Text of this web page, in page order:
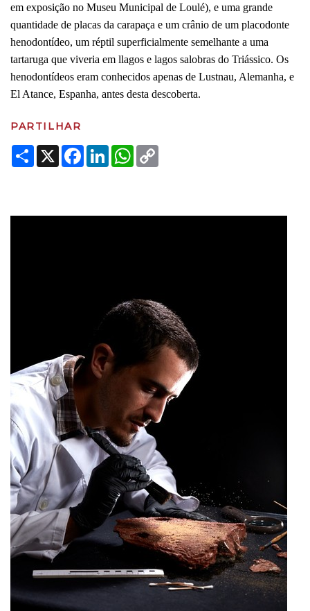
em exposição no Museu Municipal de Loulé), e uma grande
quantidade de placas da carapaça e um crânio de um placodonte
henodontídeo, um réptil superficialmente semelhante a uma
tartaruga que viveria em llagos e lagos salobras do Triássico. Os
henodontídeos eram conhecidos apenas de Lustnau, Alemanha, e
El Atance, Espanha, antes desta descoberta.
PARTILHAR
Share
X Facebook
LinkedInWhatsApp